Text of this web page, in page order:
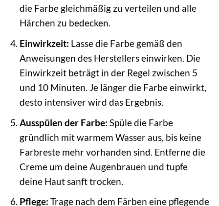
die Farbe gleichmäßig zu verteilen und alle
Härchen zu bedecken.
Einwirkzeit: Lasse die Farbe gemäß den
Anweisungen des Herstellers einwirken. Die
Einwirkzeit beträgt in der Regel zwischen 5
und 10 Minuten. Je länger die Farbe einwirkt,
desto intensiver wird das Ergebnis.
Ausspülen der Farbe: Spüle die Farbe
gründlich mit warmem Wasser aus, bis keine
Farbreste mehr vorhanden sind. Entferne die
Creme um deine Augenbrauen und tupfe
deine Haut sanft trocken.
Pflege: Trage nach dem Färben eine pflegende